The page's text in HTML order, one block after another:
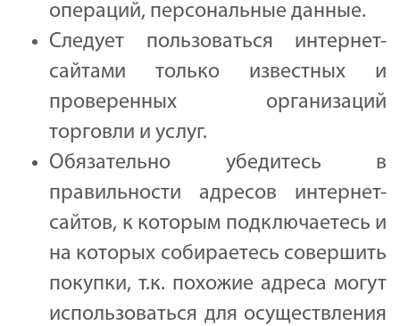
операций, персональные данные.
Следует пользоваться интернет-
сайтами только известных и
проверенных организаций
торговли и услуг.
Обязательно убедитесь в
правильности адресов интернет-
сайтов, к которым подключаетесь и
на которых собираетесь совершить
покупки, т.к. похожие адреса могут
использоваться для осуществления